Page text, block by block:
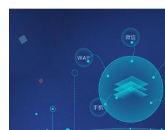
券、特权服务等功能，增加了用户的